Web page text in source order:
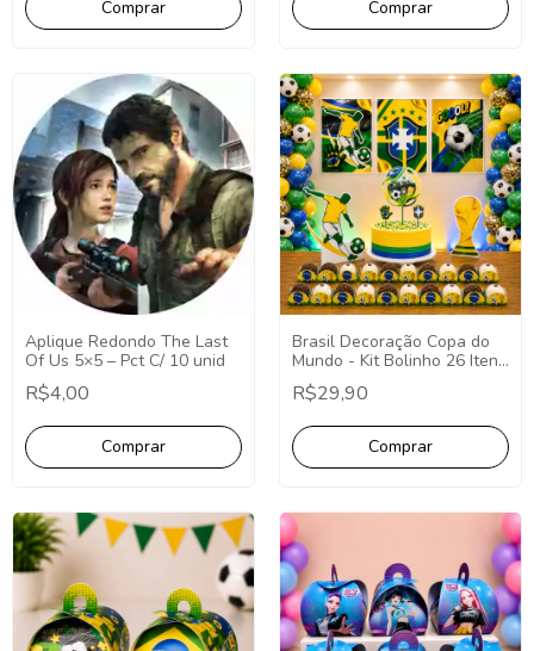
Aplique Redondo The Last
Of Us 5×5 – Pct C/ 10 unid
R$4,00
Brasil Decoração Copa do
Mundo - Kit Bolinho 26 Itens
(P)
R$29,90